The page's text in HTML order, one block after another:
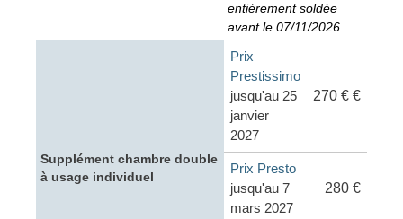
entièrement soldée
avant le 07/11/2026.
Supplément chambre double
à usage individuel
Prix
Prestissimo
jusqu'au 25
janvier
2027
270 € €
Prix Presto
jusqu'au 7
mars 2027
280 €